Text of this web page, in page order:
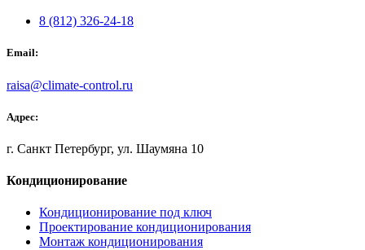
8 (812) 326-24-18
Email:
raisa@climate-control.ru
Адрес:
г. Санкт Петербург, ул. Шаумяна 10
Кондиционирование
Кондиционирование под ключ
Проектирование кондиционирования
Монтаж кондиционирования